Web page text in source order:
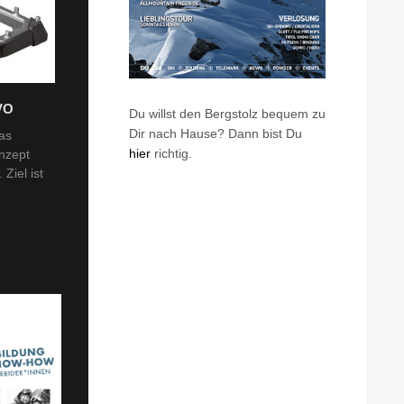
Ziel ist
Tobi
Van
Du willst den Bergstolz bequem zu
Dir nach Hause? Dann bist Du
hierrichtig.